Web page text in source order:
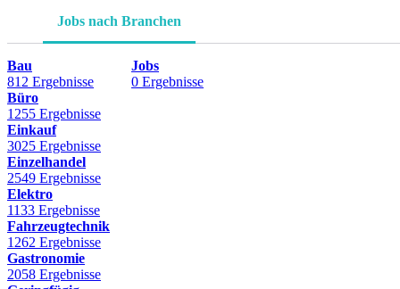
Jobs nach Branchen
Bau
812 Ergebnisse
Büro
1255 Ergebnisse
Einkauf
3025 Ergebnisse
Einzelhandel
2549 Ergebnisse
Elektro
1133 Ergebnisse
Fahrzeugtechnik
1262 Ergebnisse
Gastronomie
2058 Ergebnisse
Jobs
0 Ergebnisse